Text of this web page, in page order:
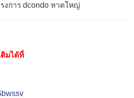
งการ dcondo หาดใหญ่
ติมได้ที่